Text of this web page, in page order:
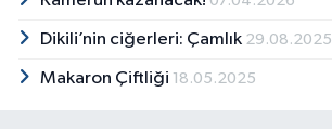
Dikili’nin ciğerleri: Çamlık 29.08.2025
Makaron Çiftliği 18.05.2025